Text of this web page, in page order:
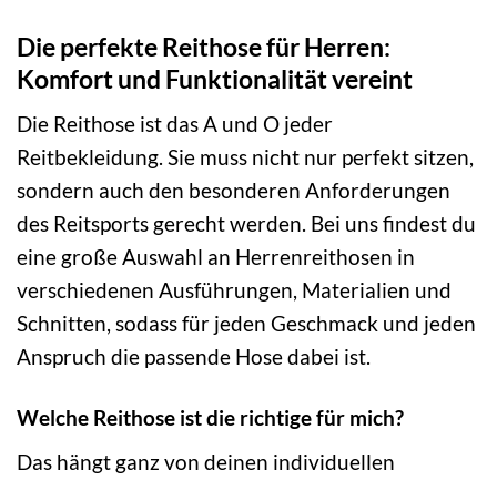
Die perfekte Reithose für Herren:
Komfort und Funktionalität vereint
Die Reithose ist das A und O jeder
Reitbekleidung. Sie muss nicht nur perfekt sitzen,
sondern auch den besonderen Anforderungen
des Reitsports gerecht werden. Bei uns findest du
eine große Auswahl an Herrenreithosen in
verschiedenen Ausführungen, Materialien und
Schnitten, sodass für jeden Geschmack und jeden
Anspruch die passende Hose dabei ist.
Welche Reithose ist die richtige für mich?
Das hängt ganz von deinen individuellen